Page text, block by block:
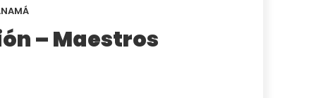
– Maestros